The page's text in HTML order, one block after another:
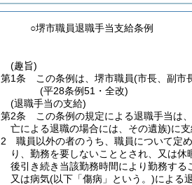
○堺市職員退職手当支給条例
(趣旨)
第1条
この条例は、堺市職員(市長、副市
(平28条例51・全改)
(退職手当の支給)
第2条
この条例の規定による退職手当は、
亡による退職の場合には、その遺族)に支
2
職員以外の者のうち、職員について定
り、勤務を要しないこととされ、又は
後引き続き当該勤務時間により勤務す
又は病気(以下「傷病」という。)による